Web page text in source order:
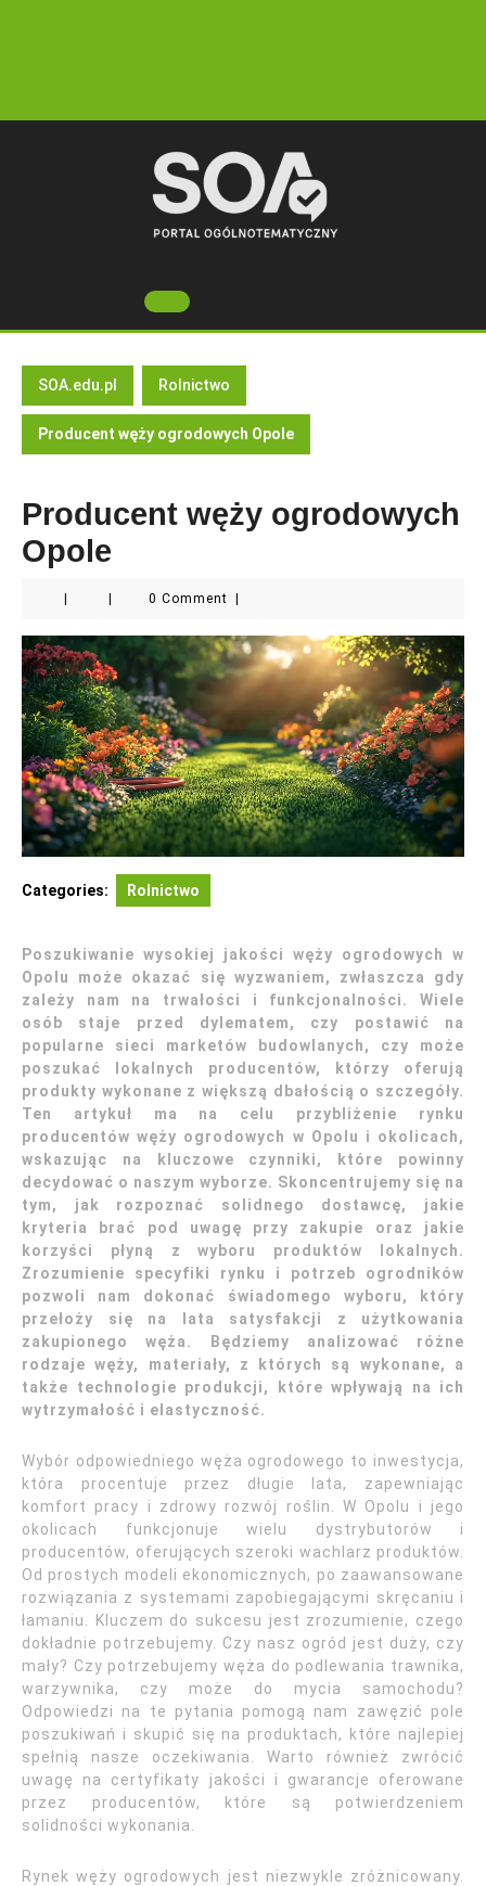
Open
Button
SOA.edu.pl Rolnictwo
Producent węży ogrodowych Opole
Producent węży ogrodowych
Opole
0 Comment
Categories: Rolnictwo
Poszukiwanie wysokiej jakości węży ogrodowych w
Opolu może okazać się wyzwaniem, zwłaszcza gdy
zależy nam na trwałości i funkcjonalności. Wiele
osób staje przed dylematem, czy postawić na
popularne sieci marketów budowlanych, czy może
poszukać lokalnych producentów, którzy oferują
produkty wykonane z większą dbałością o szczegóły.
Ten artykuł ma na celu przybliżenie rynku
producentów węży ogrodowych w Opolu i okolicach,
wskazując na kluczowe czynniki, które powinny
decydować o naszym wyborze. Skoncentrujemy się na
tym, jak rozpoznać solidnego dostawcę, jakie
kryteria brać pod uwagę przy zakupie oraz jakie
korzyści płyną z wyboru produktów lokalnych.
Zrozumienie specyfiki rynku i potrzeb ogrodników
pozwoli nam dokonać świadomego wyboru, który
przełoży się na lata satysfakcji z użytkowania
zakupionego węża. Będziemy analizować różne
rodzaje węży, materiały, z których są wykonane, a
także technologie produkcji, które wpływają na ich
wytrzymałość i elastyczność.
Wybór odpowiedniego węża ogrodowego to inwestycja,
która procentuje przez długie lata, zapewniając
komfort pracy i zdrowy rozwój roślin. W Opolu i jego
okolicach funkcjonuje wielu dystrybutorów i
producentów, oferujących szeroki wachlarz produktów.
Od prostych modeli ekonomicznych, po zaawansowane
rozwiązania z systemami zapobiegającymi skręcaniu i
łamaniu. Kluczem do sukcesu jest zrozumienie, czego
dokładnie potrzebujemy. Czy nasz ogród jest duży, czy
mały? Czy potrzebujemy węża do podlewania trawnika,
warzywnika, czy może do mycia samochodu?
Odpowiedzi na te pytania pomogą nam zawęzić pole
poszukiwań i skupić się na produktach, które najlepiej
spełnią nasze oczekiwania. Warto również zwrócić
uwagę na certyfikaty jakości i gwarancje oferowane
przez producentów, które są potwierdzeniem
solidności wykonania.
Rynek węży ogrodowych jest niezwykle zróżnicowany.